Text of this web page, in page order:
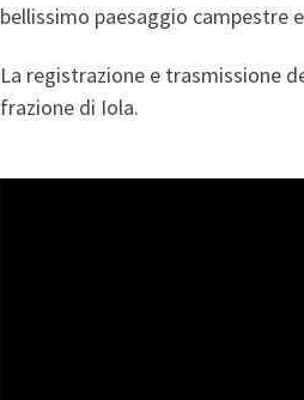
bellissimo paesaggio campestre
La registrazione e trasmissione
frazione di Iola.